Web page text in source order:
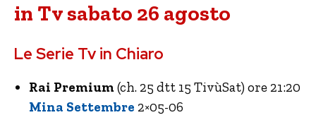
in Tv sabato 26 agosto
Le Serie Tv in Chiaro
Rai Premium(ch. 25 dtt 15 TivùSat) ore 21:20
Mina Settembre 2×05-06